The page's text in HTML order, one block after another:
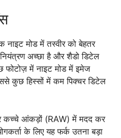
नाइट मोड में तस्वीर को बेहतर
अच्छा है और शैडो डिटेल
फोटोज़ में नाइट मोड में इमेज
कुछ हिस्सों में कम पिक्चर डिटेल
कच्चे आंकड़ों (RAW) में मदद कर
के लिए यह फर्क उतना बड़ा